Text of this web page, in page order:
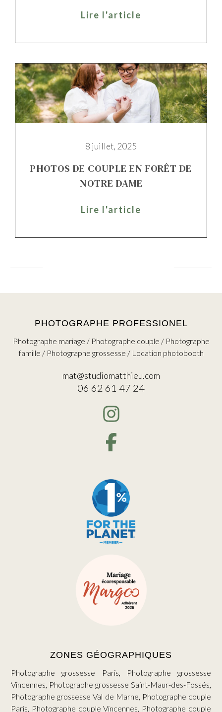
Lire l'article
8 juillet, 2025
PHOTOS DE COUPLE EN FORÊT DE
NOTRE DAME
Lire l'article
PHOTOGRAPHE PROFESSIONEL
Photographe mariage / Photographe couple / Photographe
famille / Photographe grossesse / Location photobooth
mat@studiomatthieu.com
06 62 61 47 24
ZONES GÉOGRAPHIQUES
Photographe grossesse Paris, Photographe grossesse
Vincennes, Photographe grossesse Saint-Maur-des-Fossés,
Photographe grossesse Val de Marne, Photographe couple
Paris, Photographe couple Vincennes, Photographe couple